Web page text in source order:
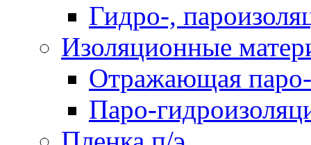
Гидро-,
Изоляционные
Отражающая
Паро-